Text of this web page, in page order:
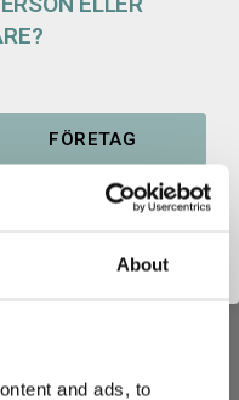
About
and ads, to
CE-märkt med
FÖRETAG